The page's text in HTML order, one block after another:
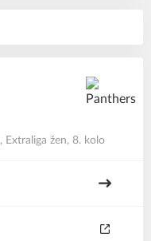
, Extraliga žen, 8. kolo